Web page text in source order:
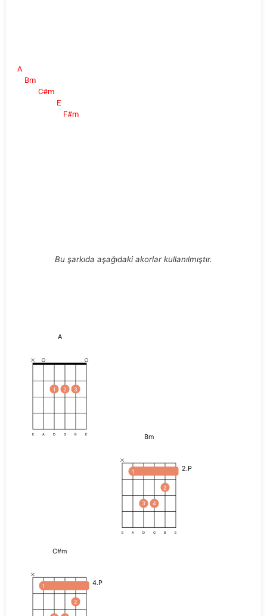
A
Bm
C#m
E
F#m
Bu şarkıda aşağıdaki akorlar kullanılmıştır.
A
1 2 3
E A D G B E Bm
2.P
1
3 4
2
E A D G B E
C#m
4.P
1
2